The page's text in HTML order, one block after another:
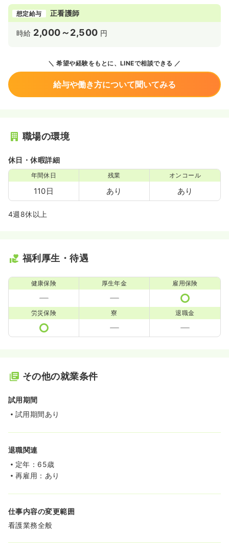
想定給与 正看護師
時給 2,000～2,500 円
希望や経験をもとに、LINEで相談できる
給与や働き方について聞いてみる
職場の環境
休日・休暇詳細
年間休日
110日
残業
あり
オンコール
あり
4週8休以上
福利厚生・待遇
健康保険 厚生年金 雇用保険
労災保険 寮 退職金
その他の就業条件
試用期間
試用期間あり
退職関連
定年：65歳
再雇用：あり
仕事内容の変更範囲
看護業務全般